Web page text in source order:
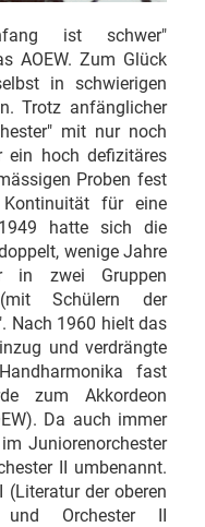
ist schwer"
AOEW. Zum Glück
in schwierigen
Trotz anfänglicher
mit nur noch
ein hoch defizitäres
Proben fest
für eine
1949 hatte sich die
wenige Jahre
in zwei Gruppen
Schülern der
Nach 1960 hielt das
und verdrängte
fast
zum Akkordeon
Da auch immer
Juniorenorchester
II umbenannt.
der oberen
und Orchester II